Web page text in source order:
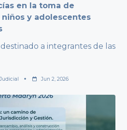
en la toma de
niños y adolescentes
a integrantes de las
Jun 2, 2026